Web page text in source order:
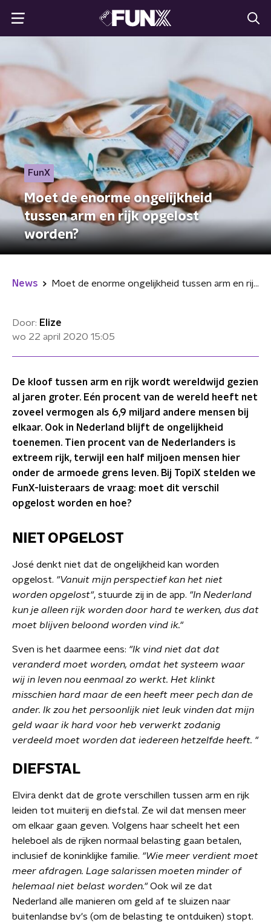
FunX
Moet de enorme ongelijkheid
tussen arm en rijk opgelost
worden?
News Moet de enorme ongelijkheid tussen arm en rijk opgelost worden?
Door: Elize
wo 22 april 2020 15:05
De kloof tussen arm en rijk wordt wereldwijd gezien
al jaren groter. Eén procent van de wereld heeft net
zoveel vermogen als 6,9 miljard andere mensen bij
elkaar. Ook in Nederland blijft de ongelijkheid
toenemen. Tien procent van de Nederlanders is
extreem rijk, terwijl een half miljoen mensen hier
onder de armoede grens leven. Bij TopiX stelden we
FunX-luisteraars de vraag: moet dit verschil
opgelost worden en hoe?
NIET OPGELOST
José denkt niet dat de ongelijkheid kan worden
opgelost. "Vanuit mijn perspectief kan het niet
worden opgelost", stuurde zij in de app. "In Nederland
kun je alleen rijk worden door hard te werken, dus dat
moet blijven beloond worden vind ik."
Sven is het daarmee eens: "Ik vind niet dat dat
veranderd moet worden, omdat het systeem waar
wij in leven nou eenmaal zo werkt. Het klinkt
misschien hard maar de een heeft meer pech dan de
ander. Ik zou het persoonlijk niet leuk vinden dat mijn
geld waar ik hard voor heb verwerkt zodanig
verdeeld moet worden dat iedereen hetzelfde heeft. "
DIEFSTAL
Elvira denkt dat de grote verschillen tussen arm en rijk
leiden tot muiterij en diefstal. Ze wil dat mensen meer
om elkaar gaan geven. Volgens haar scheelt het een
heleboel als de rijken normaal belasting gaan betalen,
inclusief de koninklijke familie. "Wie meer verdient moet
meer afdragen. Lage salarissen moeten minder of
helemaal niet belast worden."Ook wil ze dat
Nederland alle manieren om geld af te sluizen naar
buitenlandse bv's (om de belasting te ontduiken) stopt.